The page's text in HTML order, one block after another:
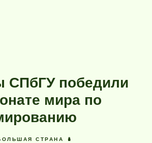
СПбГУ победили
мира по
СТРАНА 🪆